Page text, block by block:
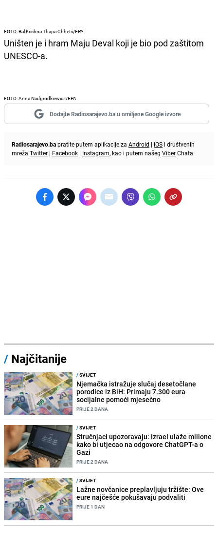
FOTO: Bal Krishna Thapa Chhetri/EPA
Uništen je i hram Maju Deval koji je bio pod zaštitom
UNESCO-a.
FOTO: Anna Nadgrodkiewicz/EPA
Dodajte Radiosarajevo.ba u omiljene Google izvore
Radiosarajevo.bapratite putem aplikacije za Android | iOS i društvenih
mreža Twitter | Facebook | Instagram, kao i putem našeg ViberChata.
/ Najčitanije
/SVIJET
Njemačka istražuje slučaj desetočlane
porodice iz BiH: Primaju 7.300 eura
socijalne pomoći mjesečno
PRIJE 2 DANA
/SVIJET
Stručnjaci upozoravaju: Izrael ulaže milione
kako bi utjecao na odgovore ChatGPT-a o
Gazi
PRIJE 2 DANA
/SVIJET
Lažne novčanice preplavljuju tržište: Ove
eure najčešće pokušavaju podvaliti
PRIJE 1 DAN